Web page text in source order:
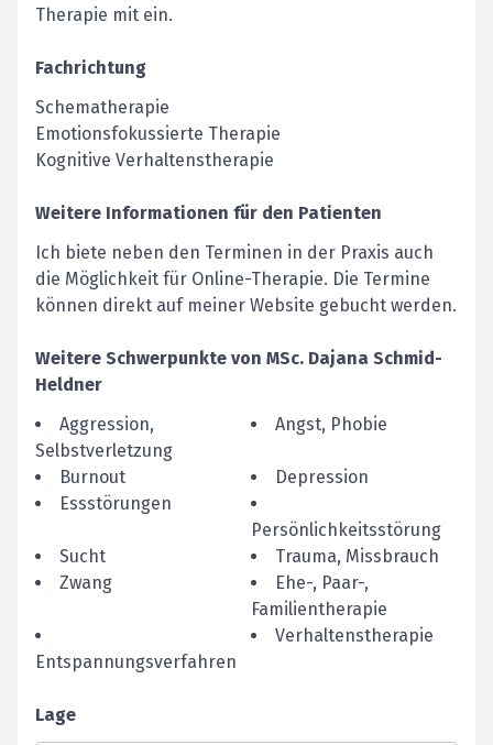
Therapie mit ein.
Fachrichtung
Schematherapie
Emotionsfokussierte Therapie
Kognitive Verhaltenstherapie
Weitere Informationen für den Patienten
Ich biete neben den Terminen in der Praxis auch
die Möglichkeit für Online-Therapie. Die Termine
können direkt auf meiner Website gebucht werden.
Weitere Schwerpunkte von MSc. Dajana Schmid-
Heldner
Aggression,
Selbstverletzung
Angst, Phobie
Burnout
Depression
Essstörungen
Persönlichkeitsstörung
Sucht
Trauma, Missbrauch
Zwang
Ehe-, Paar-,
Familientherapie
Entspannungsverfahren
Verhaltenstherapie
Lage